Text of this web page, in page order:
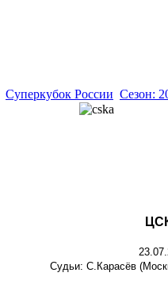
Суперкубок России Сезон:
Судьи: С.Карасёв